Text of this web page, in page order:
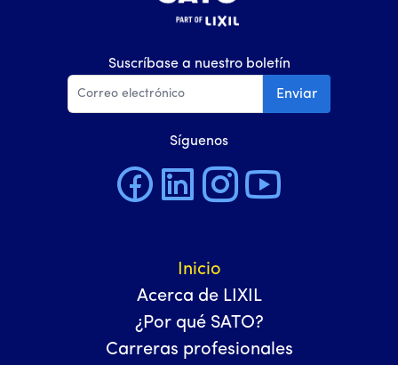
Suscríbase a nuestro boletín
Enviar
Síguenos
Inicio
Acerca de LIXIL
¿Por qué SATO?
Carreras profesionales